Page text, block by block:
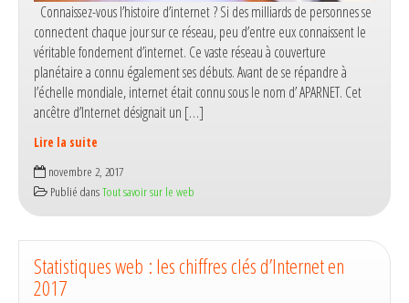
Connaissez-vous l’histoire d’internet ? Si des milliards de personnes se
connectent chaque jour sur ce réseau, peu d’entre eux connaissent le
véritable fondement d’internet. Ce vaste réseau à couverture
planétaire a connu également ses débuts. Avant de se répandre à
l’échelle mondiale, internet était connu sous le nom d’ APARNET. Cet
ancêtre d’Internet désignait un […]
Lire la suite
ARPANET :
retour
express
aux
origines
d’Internet
novembre 2, 2017
Publié dansTout savoir sur le web
Statistiques web : les chiffres clés d’Internet en
2017